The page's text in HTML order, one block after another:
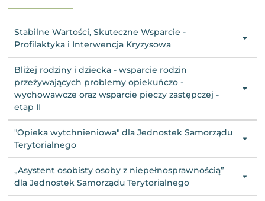
Stabilne Wartości, Skuteczne Wsparcie -
Profilaktyka i Interwencja Kryzysowa
Bliżej rodziny i dziecka - wsparcie rodzin
przeżywających problemy opiekuńczo -
wychowawcze oraz wsparcie pieczy zastępczej -
etap II
"Opieka wytchnieniowa" dla Jednostek Samorządu
Terytorialnego
„Asystent osobisty osoby z niepełnosprawnością”
dla Jednostek Samorządu Terytorialnego